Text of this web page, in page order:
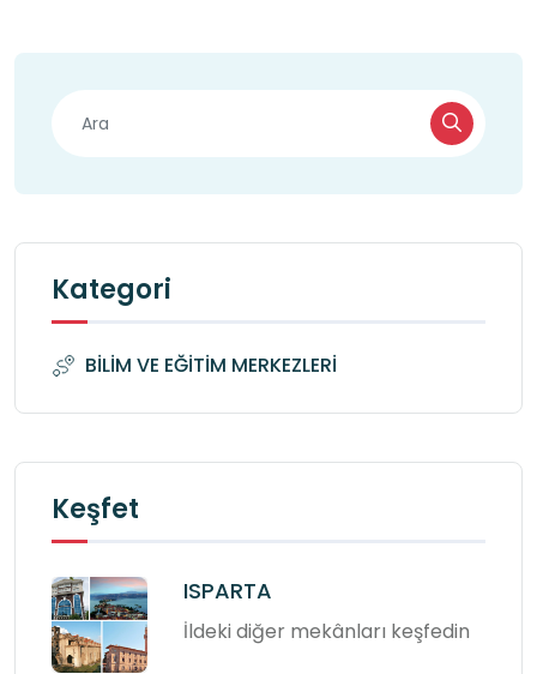
Kategori
BİLİM VE EĞİTİM MERKEZLERİ
Keşfet
ISPARTA
İldeki diğer mekânları keşfedin